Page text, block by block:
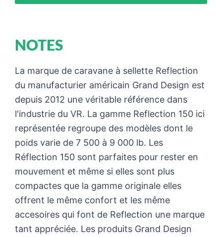
NOTES
La marque de caravane à sellette Reflection
du manufacturier américain Grand Design est
depuis 2012 une véritable référence dans
l'industrie du VR. La gamme Reflection 150 ici
représentée regroupe des modèles dont le
poids varie de 7 500 à 9 000 lb. Les
Réflection 150 sont parfaites pour rester en
mouvement et même si elles sont plus
compactes que la gamme originale elles
offrent le même confort et les même
accesoires qui font de Reflection une marque
tant appréciée. Les produits Grand Design